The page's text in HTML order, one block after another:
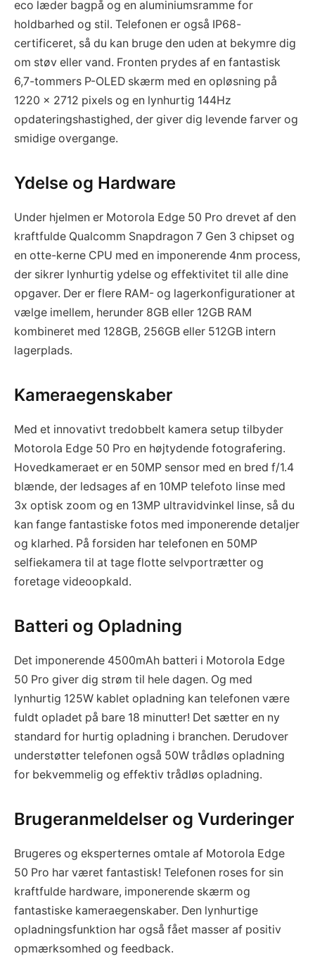
eco læder bagpå og en aluminiumsramme for
holdbarhed og stil. Telefonen er også IP68-
certificeret, så du kan bruge den uden at bekymre dig
om støv eller vand. Fronten prydes af en fantastisk
6,7-tommers P-OLED skærm med en opløsning på
1220 x 2712 pixels og en lynhurtig 144Hz
opdateringshastighed, der giver dig levende farver og
smidige overgange.
Ydelse og Hardware
Under hjelmen er Motorola Edge 50 Pro drevet af den
kraftfulde Qualcomm Snapdragon 7 Gen 3 chipset og
en otte-kerne CPU med en imponerende 4nm process,
der sikrer lynhurtig ydelse og effektivitet til alle dine
opgaver. Der er flere RAM- og lagerkonfigurationer at
vælge imellem, herunder 8GB eller 12GB RAM
kombineret med 128GB, 256GB eller 512GB intern
lagerplads.
Kameraegenskaber
Med et innovativt tredobbelt kamera setup tilbyder
Motorola Edge 50 Pro en højtydende fotografering.
Hovedkameraet er en 50MP sensor med en bred f/1.4
blænde, der ledsages af en 10MP telefoto linse med
3x optisk zoom og en 13MP ultravidvinkel linse, så du
kan fange fantastiske fotos med imponerende detaljer
og klarhed. På forsiden har telefonen en 50MP
selfiekamera til at tage flotte selvportrætter og
foretage videoopkald.
Batteri og Opladning
Det imponerende 4500mAh batteri i Motorola Edge
50 Pro giver dig strøm til hele dagen. Og med
lynhurtig 125W kablet opladning kan telefonen være
fuldt opladet på bare 18 minutter! Det sætter en ny
standard for hurtig opladning i branchen. Derudover
understøtter telefonen også 50W trådløs opladning
for bekvemmelig og effektiv trådløs opladning.
Brugeranmeldelser og Vurderinger
Brugeres og eksperternes omtale af Motorola Edge
50 Pro har været fantastisk! Telefonen roses for sin
kraftfulde hardware, imponerende skærm og
fantastiske kameraegenskaber. Den lynhurtige
opladningsfunktion har også fået masser af positiv
opmærksomhed og feedback.